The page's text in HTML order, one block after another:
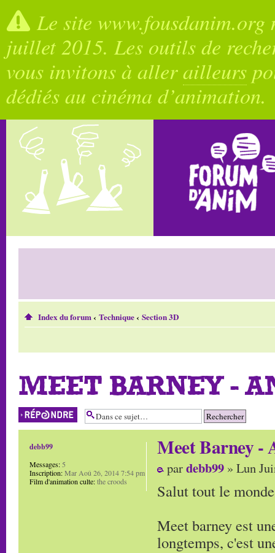
Le site
juillet 2015. Les outils de
vous invitons à allerailleurs
dédiés au cinéma d’animation.
Index du forum‹ Technique‹ Section 3D
MEET BARNEY -
Répondre
Meet Barney -
pardebb99 » Lun
Salut tout le
Meet barney est
longtemps, c'est
debb99
Messages: 5
Inscription:Mar Aoû 26, 2014 7:54 pm
Film d'animation culte:the croods